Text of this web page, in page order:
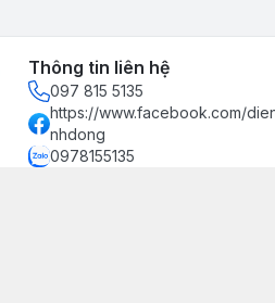
Thông tin liên hệ
097 815 5135
https://www.facebook.com/
nhdong
0978155135